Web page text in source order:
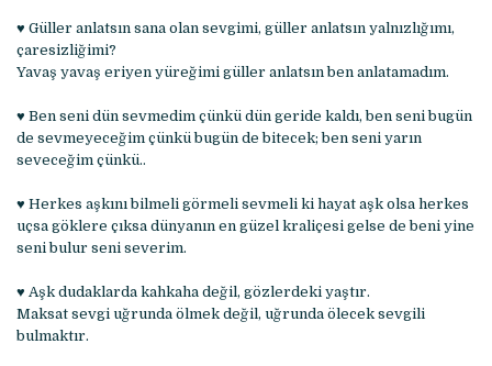
♥ Güller anlatsın sana olan sevgimi, güller anlatsın yalnızlığımı,
çaresizliğimi?
Yavaş yavaş eriyen yüreğimi güller anlatsın ben anlatamadım.
♥ Ben seni dün sevmedim çünkü dün geride kaldı, ben seni bugün
de sevmeyeceğim çünkü bugün de bitecek; ben seni yarın
seveceğim çünkü..
♥ Herkes aşkını bilmeli görmeli sevmeli ki hayat aşk olsa herkes
uçsa göklere çıksa dünyanın en güzel kraliçesi gelse de beni yine
seni bulur seni severim.
♥ Aşk dudaklarda kahkaha değil, gözlerdeki yaştır.
Maksat sevgi uğrunda ölmek değil, uğrunda ölecek sevgili
bulmaktır.